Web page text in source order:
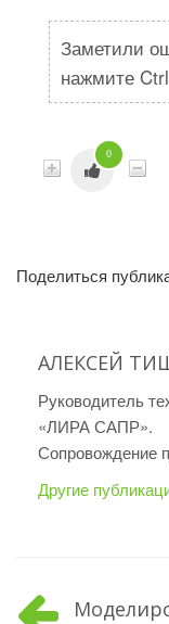
Заметили
нажмите
0
Поделиться
АЛЕКСЕЙ
Руководитель
«ЛИРА САПР».
Сопровождение
Другие